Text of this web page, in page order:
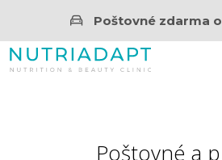
Poštovné zdarma
Poštovné a